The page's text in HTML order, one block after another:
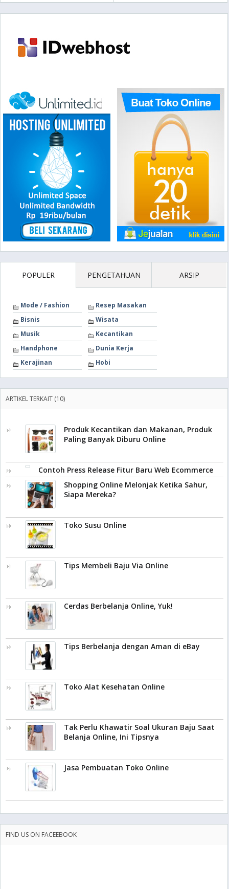
POPULER PENGETAHUAN ARSIP
Mode / Fashion
Resep Masakan
Bisnis
Wisata
Musik
Kecantikan
Handphone
Dunia Kerja
Kerajinan
Hobi
ARTIKEL TERKAIT (10)
Produk Kecantikan dan Makanan, Produk
Paling Banyak Diburu Online
Contoh Press Release Fitur Baru Web Ecommerce
Shopping Online Melonjak Ketika Sahur,
Siapa Mereka?
Toko Susu Online
Tips Membeli Baju Via Online
Cerdas Berbelanja Online, Yuk!
Tips Berbelanja dengan Aman di eBay
Toko Alat Kesehatan Online
Tak Perlu Khawatir Soal Ukuran Baju Saat
Belanja Online, Ini Tipsnya
Jasa Pembuatan Toko Online
FIND US ON FACEEBOOK